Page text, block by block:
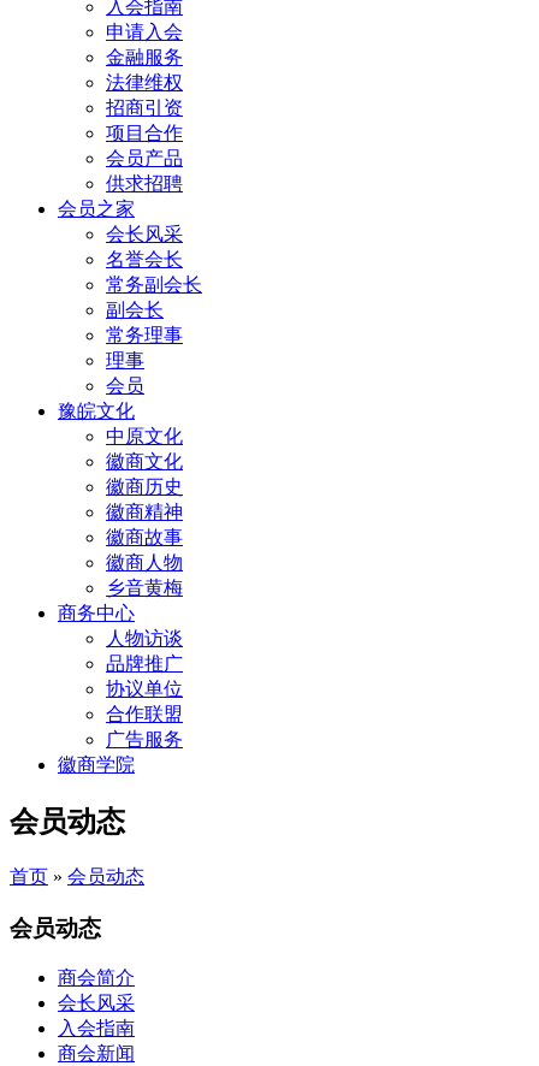
入会指南
申请入会
金融服务
法律维权
招商引资
项目合作
会员产品
供求招聘
会员之家
会长风采
名誉会长
常务副会长
副会长
常务理事
理事
会员
豫皖文化
中原文化
徽商文化
徽商历史
徽商精神
徽商故事
徽商人物
乡音黄梅
商务中心
人物访谈
品牌推广
协议单位
合作联盟
广告服务
徽商学院
会员动态
首页 » 会员动态
会员动态
商会简介
会长风采
入会指南
商会新闻